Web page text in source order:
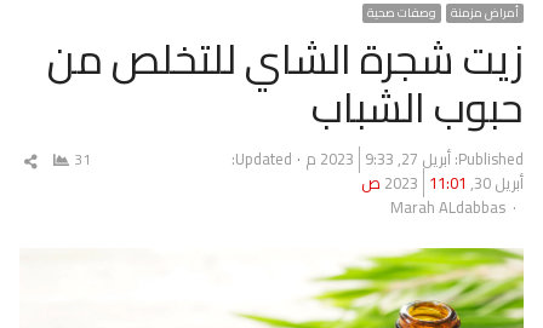
أمراض مزمنة وصفات صحية
زيت شجرة الشاي للتخلص من
حبوب الشباب
Published: أبريل 27, 2023 9:33 م
Updated:
أبريل 30, 2023
11:01 ص
Author
Marah ALdabbas
31